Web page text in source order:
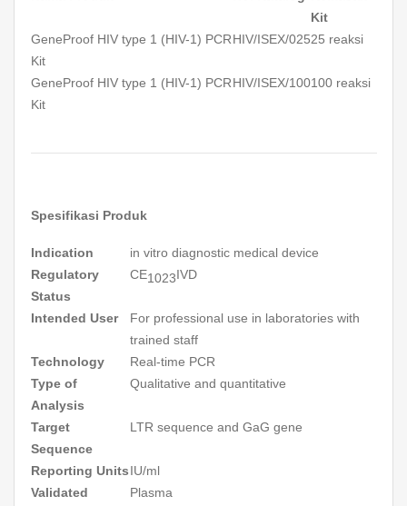
Kit
GeneProof HIV type 1 (HIV-1) PCR
Kit
HIV/ISEX/02525 reaksi
GeneProof HIV type 1 (HIV-1) PCR
Kit
HIV/ISEX/100100 reaksi
Spesifikasi Produk
Indication in vitrodiagnostic medical device
Regulatory
Status
CE1023IVD
Intended User
For professional use in laboratories with
trained staff
Technology
Real-time PCR
Type of
Analysis
Qualitative and quantitative
Target
Sequence
LTR sequence and GaG gene
Reporting UnitsIU/ml
Validated
Plasma